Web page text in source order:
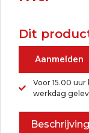
Dit
Aanmelden
Voor 15.00
werkdag
Beschrijving